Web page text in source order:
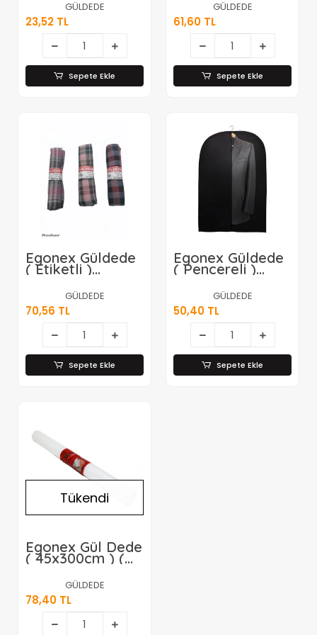
Çekmece İçi
Kaydırmaz*12x12
GÜLDEDE
23,52 TL
Sepete Ekle
GÜLDEDE
61,60 TL
Sepete Ekle
Egonex Güldede
( Etiketli )
Natural Renkli
Sofra Bezi &
Piknik Örtüsü
140x140cm*25x1
GÜLDEDE
70,56 TL
Sepete Ekle
Egonex Güldede
( Pencereli )
Takım Elbise Askı
Kılıfı ( 63x100cm
)*10x25GÜLDEDE
50,40 TL
Sepete Ekle
Tükendi
Egonex Gül Dede
( 45x300cm ) (
Eva & Anti Slip )
Raf & Dolap &
Çekmece İçi
Kaydırmaz*60
GÜLDEDE
78,40 TL